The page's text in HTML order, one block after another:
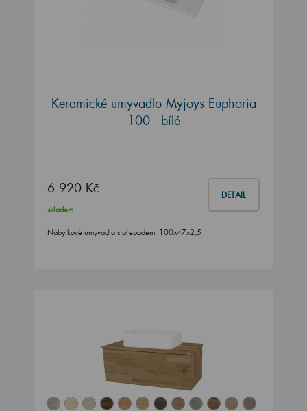
Keramické umyvadlo Myjoys Euphoria
100 - bílé
6 920 Kč DETAIL
skladem
Nábytkové umyvadlo s přepadem, 100x47x2,5